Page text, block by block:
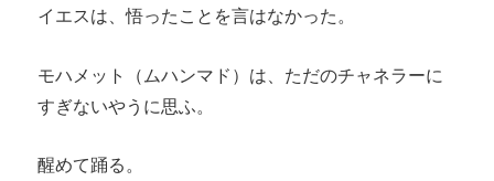
イエスは、悟ったことを言はなかった。
モハメット（ムハンマド）は、ただのチャネラーに
すぎないやうに思ふ。
醒めて踊る。